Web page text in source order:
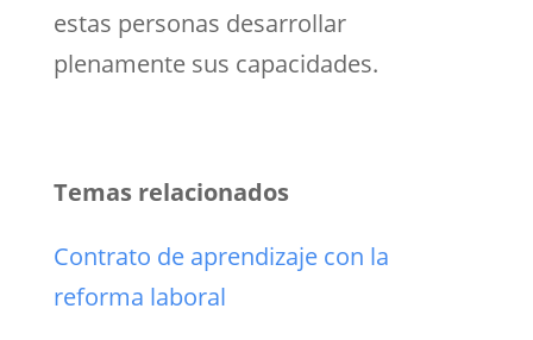
estas personas desarrollar
plenamente sus capacidades.
Temas relacionados
Contrato de aprendizaje con la
reforma laboral